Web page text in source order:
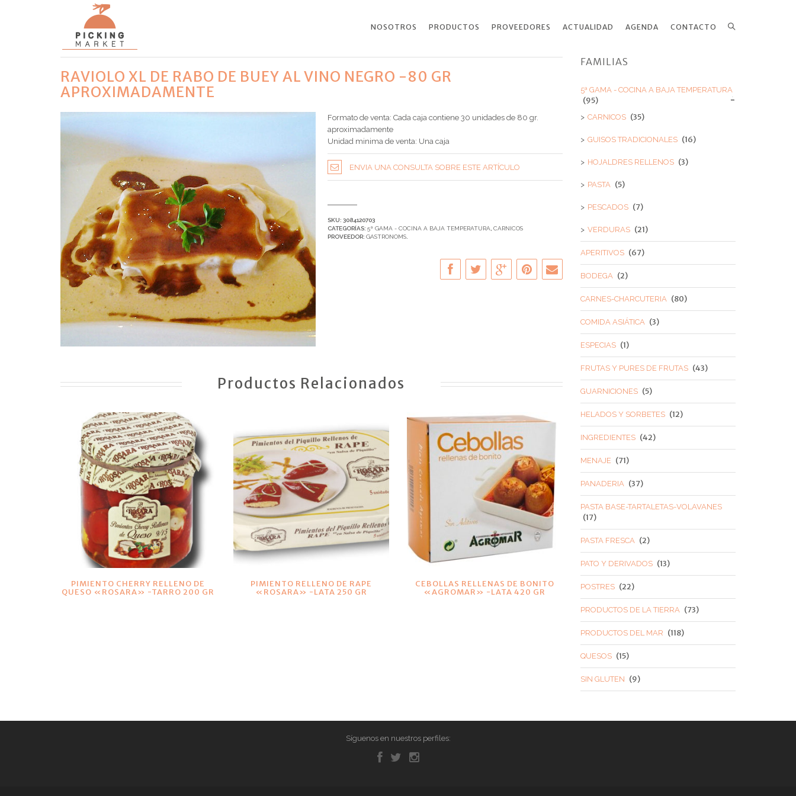
NOSOTROS PRODUCTOS PROVEEDORES ACTUALIDAD AGENDA CONTACTO
RAVIOLO XL DE RABO DE BUEY AL VINO NEGRO -80 GR
APROXIMADAMENTE
Formato de venta: Cada caja contiene 30 unidades de 80 gr.
aproximadamente
Unidad minima de venta: Una caja
ENVIA UNA CONSULTA SOBRE ESTE ARTÍCULO
SKU: 3084120703
CATEGORÍAS: 5ª GAMA - COCINA A BAJA TEMPERATURA CARNICOS
PROVEEDOR: GASTRONOMS.
Productos Relacionados
PIMIENTO CHERRY RELLENO DE
QUESO «ROSARA» -TARRO 200 GR
PIMIENTO RELLENO DE RAPE
«ROSARA» -LATA 250 GR
CEBOLLAS RELLENAS DE BONITO
«AGROMAR» -LATA 420 GR
FAMILIAS
5ª GAMA - COCINA A BAJA TEMPERATURA
(95)
CARNICOS (35)
GUISOS TRADICIONALES (16)
HOJALDRES RELLENOS (3)
PASTA (5)
PESCADOS (7)
VERDURAS (21)
APERITIVOS (67)
BODEGA (2)
CARNES-CHARCUTERIA (80)
COMIDA ASIÁTICA (3)
ESPECIAS (1)
FRUTAS Y PURES DE FRUTAS (43)
GUARNICIONES (5)
HELADOS Y SORBETES (12)
INGREDIENTES (42)
MENAJE (71)
PANADERIA (37)
PASTA BASE-TARTALETAS-VOLAVANES
(17)
PASTA FRESCA (2)
PATO Y DERIVADOS (13)
POSTRES (22)
PRODUCTOS DE LA TIERRA (73)
PRODUCTOS DEL MAR (118)
QUESOS (15)
SIN GLUTEN (9)
Síguenos en nuestros perfiles: